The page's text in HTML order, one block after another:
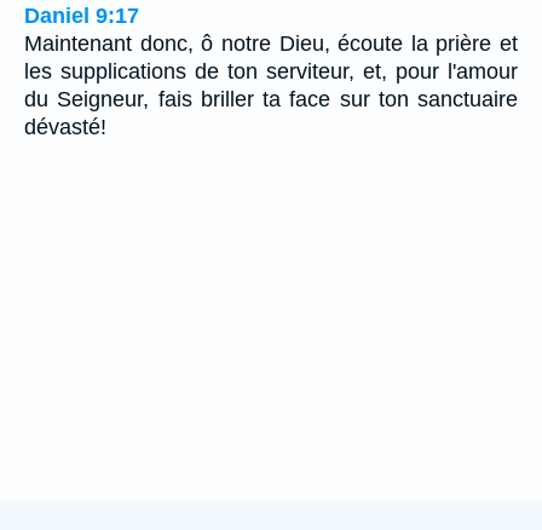
Daniel 9:17
Maintenant donc, ô notre Dieu, écoute la prière et
les supplications de ton serviteur, et, pour l'amour
du Seigneur, fais briller ta face sur ton sanctuaire
dévasté!